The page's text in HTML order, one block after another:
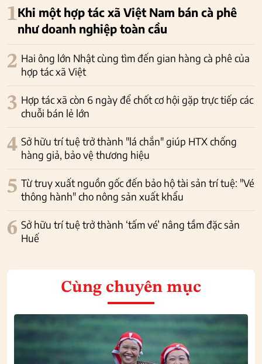
1Khi một hợp tác xã Việt Nam bán cà phê
như doanh nghiệp toàn cầu
2 Hai ông lớn Nhật cùng tìm đến gian hàng cà phê của
hợp tác xã Việt
3 Hợp tác xã còn 6 ngày để chốt cơ hội gặp trực tiếp các
chuỗi bán lẻ lớn
4 Sở hữu trí tuệ trở thành "lá chắn" giúp HTX chống
hàng giả, bảo vệ thương hiệu
5 Từ truy xuất nguồn gốc đến bảo hộ tài sản trí tuệ: "Vé
thông hành" cho nông sản xuất khẩu
6 Sở hữu trí tuệ trở thành ‘tấm vé’ nâng tầm đặc sản
Huế
Cùng chuyên mục